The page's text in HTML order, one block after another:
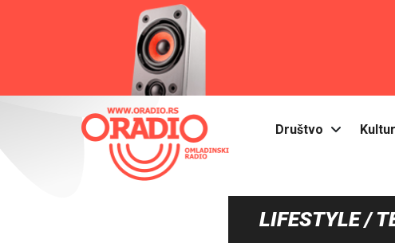
Društvo
LIFESTYLE /